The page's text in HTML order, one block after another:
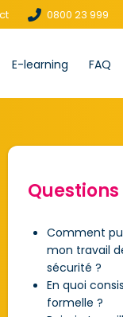
0800 23 999
E-learning FAQ
Comment
mon travail
sécurité ?
En quoi
formelle ?